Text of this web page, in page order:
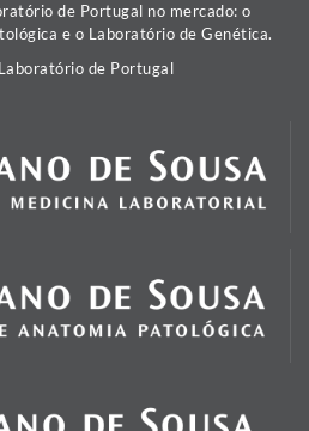
de Portugal no mercado: o
e o Laboratório de Genética.
de Portugal